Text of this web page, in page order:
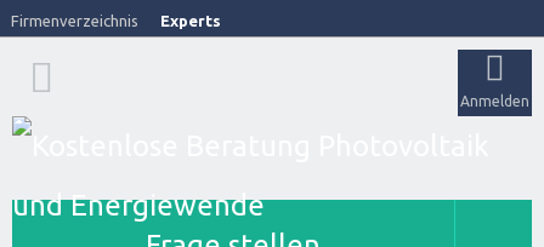
Firmenverzeichnis Experts
Anmelden